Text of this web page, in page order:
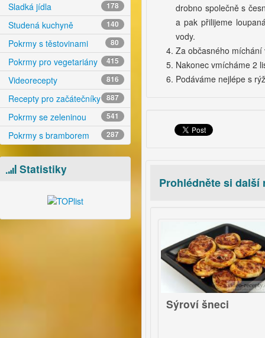
Sladká jídla 178
Studená kuchyně 140
Pokrmy s těstovinami 80
Pokrmy pro vegetariány 415
Videorecepty 816
Recepty pro začátečníky 887
Pokrmy se zeleninou 541
Pokrmy s bramborem 287
Statistiky
drobno společně s
a pak přilijeme
vody.
Za občasného míchání
Nakonec vmícháme 2
Podáváme nejlépe s
Prohlédněte si další
Sýroví šneci